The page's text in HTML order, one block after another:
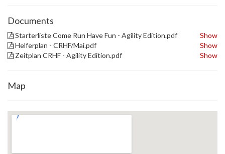
Documents
Starterliste Come Run Have Fun - Agility Edition.pdf
Show
Helferplan - CRHF/Mai.pdf
Show
Zeitplan CRHF - Agility Edition.pdf
Show
Map